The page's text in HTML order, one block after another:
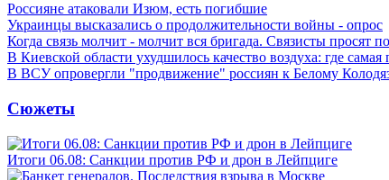
Россияне атаковали Изюм, есть погибшие
Украинцы высказались о продолжительности войны - опрос
Когда связь молчит - молчит вся бригада. Связисты просят
В Киевской области ухудшилось качество воздуха: где самая
В ВСУ опровергли "продвижение" россиян к Белому
Сюжеты
Итоги 06.08: Санкции против РФ и дрон в Лейпциге